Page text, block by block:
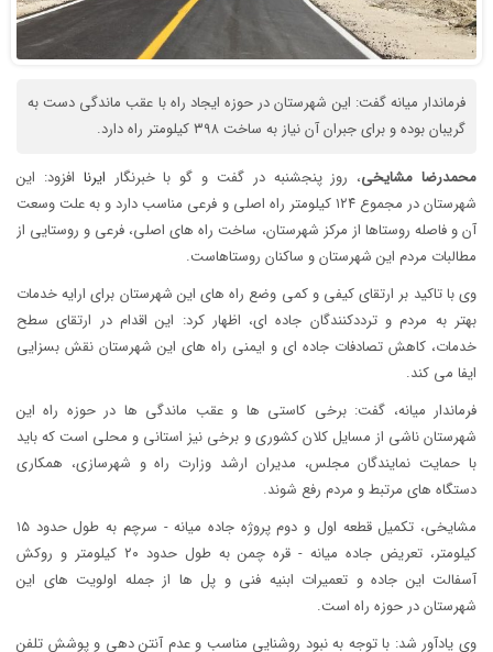
فرماندار میانه گفت: این شهرستان در حوزه ایجاد راه با عقب ماندگی دست به
گریبان بوده و برای جبران آن نیاز به ساخت ۳۹۸ کیلومتر راه دارد.
محمدرضا مشایخی، روز پنجشنبه در گفت و گو با خبرنگار ایرنا افزود: این
شهرستان در مجموع ۱۲۴ کیلومتر راه اصلی و فرعی مناسب دارد و به علت وسعت
آن و فاصله روستاها از مرکز شهرستان، ساخت راه های اصلی، فرعی و روستایی از
مطالبات مردم این شهرستان و ساکنان روستاهاست.
وی با تاکید بر ارتقای کیفی و کمی وضع راه های این شهرستان برای ارایه خدمات
بهتر به مردم و ترددکنندگان جاده ای، اظهار کرد: این اقدام در ارتقای سطح
خدمات، کاهش تصادفات جاده ای و ایمنی راه های این شهرستان نقش بسزایی
ایفا می کند.
فرماندار میانه، گفت: برخی کاستی ها و عقب ماندگی ها در حوزه راه این
شهرستان ناشی از مسایل کلان کشوری و برخی نیز استانی و محلی است که باید
با حمایت نمایندگان مجلس، مدیران ارشد وزارت راه و شهرسازی، همکاری
دستگاه های مرتبط و مردم رفع شوند.
مشایخی، تکمیل قطعه اول و دوم پروژه جاده میانه - سرچم به طول حدود ۱۵
کیلومتر، تعریض جاده میانه - قره چمن به طول حدود ۲۰ کیلومتر و روکش
آسفالت این جاده و تعمیرات ابنیه فنی و پل ها از جمله اولویت های این
شهرستان در حوزه راه است.
وی یادآور شد: با توجه به نبود روشنایی مناسب و عدم آنتن دهی و پوشش تلفن